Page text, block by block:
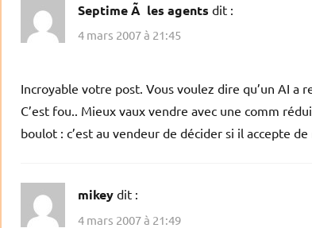
Septime Ã les agents dit :
4 mars 2007 à 21:45
Incroyable votre post. Vous voulez dire qu’un AI a
C’est fou.. Mieux vaux vendre avec une comm
boulot : c’est au vendeur de décider si il accepte
mikey dit :
4 mars 2007 à 21:49